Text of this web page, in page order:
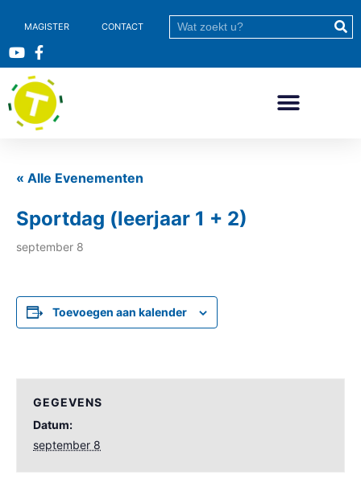
MAGISTER CONTACT
« Alle Evenementen
Sportdag (leerjaar 1 + 2)
september 8
Toevoegen aan kalender
GEGEVENS
Datum:
september 8